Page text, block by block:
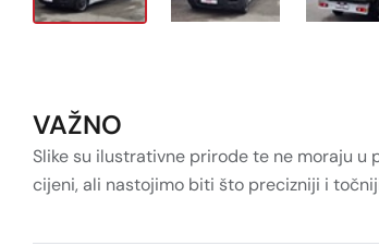
VAŽNO
Slike su ilustrativne prirode te ne moraju u
cijeni, ali nastojimo biti što precizniji i